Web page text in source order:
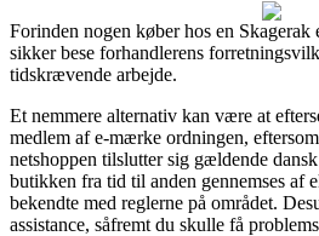
Forinden nogen køber hos en
sikker bese forhandlerens
tidskrævende arbejde.
Et nemmere alternativ kan være at
medlem af e-mærke ordningen,
netshoppen tilslutter sig gældende
butikken fra tid til anden gennemses af
bekendte med reglerne på området.
assistance, såfremt du skulle få